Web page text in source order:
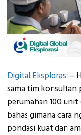
Digital Eksplorasi –
sama tim konsultan
perumahan 100
bahas gimana cara
pondasi kuat dan